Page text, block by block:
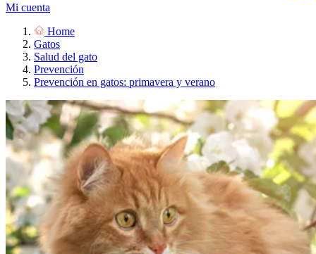
Mi cuenta
Home
Gatos
Salud del gato
Prevención
Prevención en gatos: primavera y verano